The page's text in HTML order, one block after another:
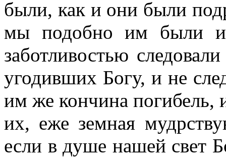
были, как и они были
мы подобно им были и
заботливостью
угодивших Богу, и не
им же кончина погибель,
их, еже земная
если в душе нашей свет